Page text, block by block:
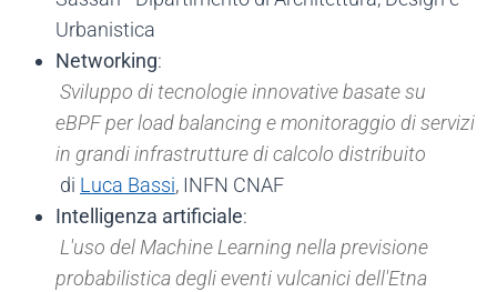
Urbanistica
Networking:
Sviluppo di tecnologie innovative basate su
eBPF per load balancing e monitoraggio di servizi
in grandi infrastrutture di calcolo distribuito
di Luca Bassi, INFN CNAF
Intelligenza artificiale:
L'uso del Machine Learning nella previsione
probabilistica degli eventi vulcanici dell'Etna